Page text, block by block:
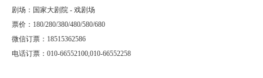
剧场：国家大剧院 - 戏剧场
票价：180/280/380/480/580/680
微信订票：18515362586
电话订票：010-66552100,010-66552258